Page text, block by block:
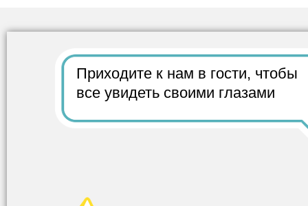
Приходите к нам в гости, чтобы
всеувидеть своими глазами